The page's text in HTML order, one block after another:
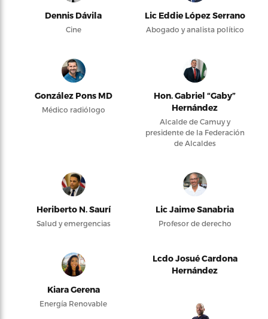
Dennis Dávila
Cine
Lic Eddie López Serrano
Abogado y analista político
González Pons MD
Médico radiólogo
Hon. Gabriel “Gaby”
Hernández
Alcalde de Camuy y
presidente de la Federación
de Alcaldes
Heriberto N. Saurí
Salud y emergencias
Lic Jaime Sanabria
Profesor de derecho
Kiara Gerena
Energía Renovable
Lcdo Josué Cardona
Hernández